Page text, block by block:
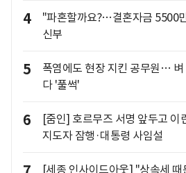
4
"파혼할까요?…결혼자금 5500
신부
5
폭염에도 현장 지킨 공무원… 벼
다 '풀썩'
6
[줌인] 호르무즈 서명 앞두고
지도자 잠행·대통령 사임설
[세종 인사이드아웃] "상속세